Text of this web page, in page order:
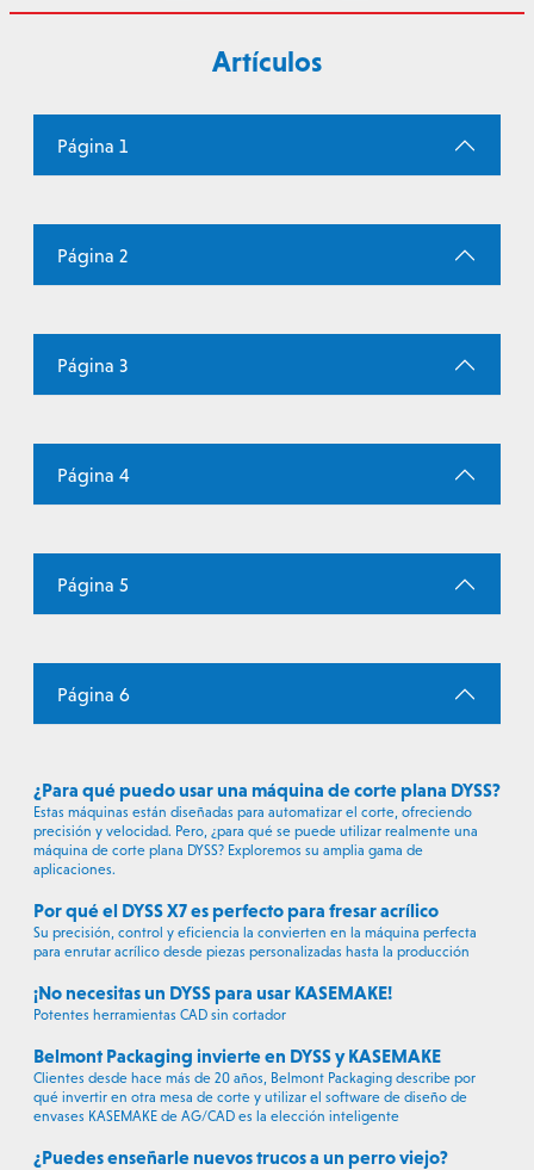
Artículos
Página 1
Página 2
Página 3
Página 4
Página 5
Página 6
¿Para qué puedo usar una máquina de corte plana DYSS?
Estas máquinas están diseñadas para automatizar el corte, ofreciendo
precisión y velocidad. Pero, ¿para qué se puede utilizar realmente una
máquina de corte plana DYSS? Exploremos su amplia gama de
aplicaciones.
Por qué el DYSS X7 es perfecto para fresar acrílico
Su precisión, control y eficiencia la convierten en la máquina perfecta
para enrutar acrílico desde piezas personalizadas hasta la producción
¡No necesitas un DYSS para usar KASEMAKE!
Potentes herramientas CAD sin cortador
Belmont Packaging invierte en DYSS y KASEMAKE
Clientes desde hace más de 20 años, Belmont Packaging describe por
qué invertir en otra mesa de corte y utilizar el software de diseño de
envases KASEMAKE de AG/CAD es la elección inteligente
¿Puedes enseñarle nuevos trucos a un perro viejo?